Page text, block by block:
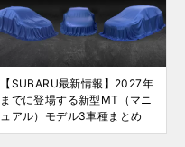
【SUBARU最新情報】2027年
までに登場する新型MT（マニ
ュアル）モデル3車種まとめ